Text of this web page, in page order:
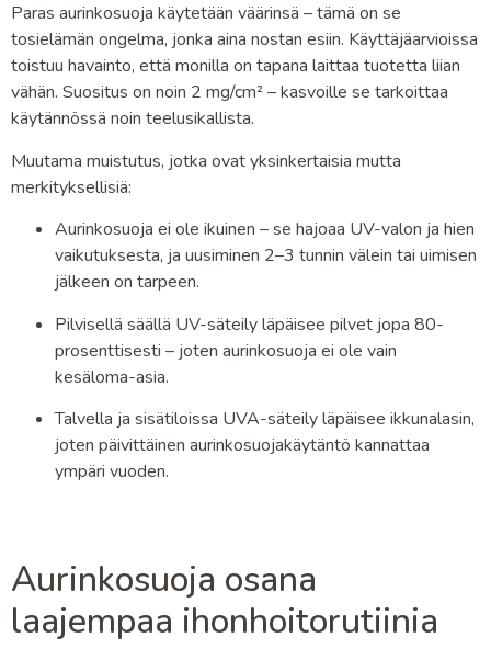
Paras aurinkosuoja käytetään väärinsä – tämä on se
tosielämän ongelma, jonka aina nostan esiin. Käyttäjäarvioissa
toistuu havainto, että monilla on tapana laittaa tuotetta liian
vähän. Suositus on noin 2 mg/cm² – kasvoille se tarkoittaa
käytännössä noin teelusikallista.
Muutama muistutus, jotka ovat yksinkertaisia mutta
merkityksellisiä:
Aurinkosuoja ei ole ikuinen – se hajoaa UV-valon ja hien
vaikutuksesta, ja uusiminen 2–3 tunnin välein tai uimisen
jälkeen on tarpeen.
Pilvisellä säällä UV-säteily läpäisee pilvet jopa 80-
prosenttisesti – joten aurinkosuoja ei ole vain
kesäloma-asia.
Talvella ja sisätiloissa UVA-säteily läpäisee ikkunalasin,
joten päivittäinen aurinkosuojakäytäntö kannattaa
ympäri vuoden.
Aurinkosuoja osana
laajempaa ihonhoitorutiinia